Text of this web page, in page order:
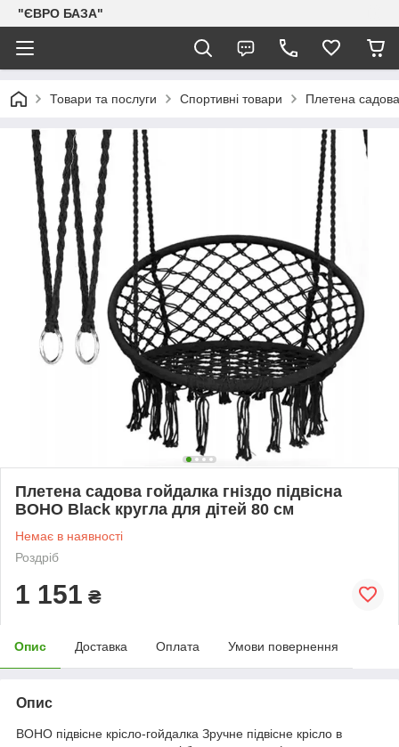
"ЄВРО БАЗА"
Товари та послуги Спортивні товари Плетена
Плетена садова гойдалка гніздо підвісна
BOHO Вlack кругла для дітей 80 см
Немає в наявності
Роздріб
1 151 ₴
Опис Доставка Оплата Умови повернення
Опис
BOHO підвісне крісло-гойдалка Зручне підвісне крісло в